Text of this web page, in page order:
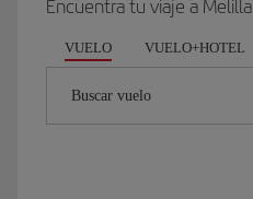
Encuentra tu viaje a Melilla
VUELO VUELO+HOTEL
Buscar vuelo